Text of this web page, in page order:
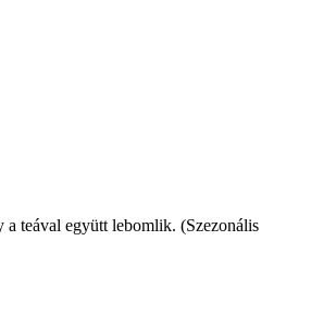
a teával együtt lebomlik. (Szezonális